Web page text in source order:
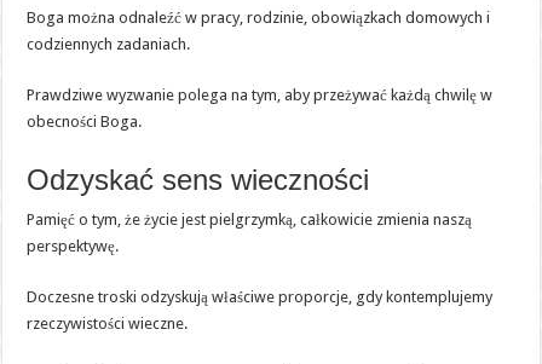
Boga można odnaleźć w pracy, rodzinie, obowiązkach domowych i
codziennych zadaniach.
Prawdziwe wyzwanie polega na tym, aby przeżywać każdą chwilę w
obecności Boga.
Odzyskać sens wieczności
Pamięć o tym, że życie jest pielgrzymką, całkowicie zmienia naszą
perspektywę.
Doczesne troski odzyskują właściwe proporcje, gdy kontemplujemy
rzeczywistości wieczne.